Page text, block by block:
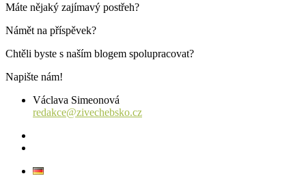
Máte nějaký zajímavý postřeh?
Námět na příspěvek?
Chtěli byste s naším blogem spolupracovat?
Napište nám!
Václava Simeonová
redakce@zivechebsko.cz